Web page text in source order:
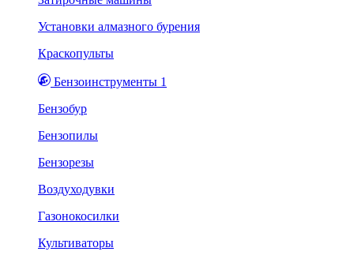
Установки алмазного бурения
Краскопульты
Бензоинструменты 1
Бензобур
Бензопилы
Бензорезы
Воздуходувки
Газонокосилки
Культиваторы